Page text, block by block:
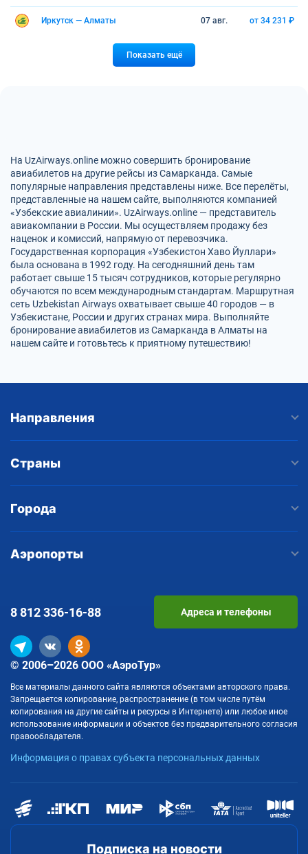
Иркутск — Алматы 07 авг. от 34 231 ₽
Показать ещё
На UzAirways.online можно совершить бронирование
авиабилетов на другие рейсы из Самарканда. Самые
популярные направления представлены ниже. Все перелёты,
представленные на нашем сайте, выполняются компанией
«Узбекские авиалинии». UzAirways.online — представитель
авиакомпании в России. Мы осуществляем продажу без
наценок и комиссий, напрямую от перевозчика.
Государственная корпорация «Узбекистон Хаво Йуллари»
была основана в 1992 году. На сегодняшний день там
работает свыше 15 тысяч сотрудников, которые регулярно
обучаются по всем международным стандартам. Маршрутная
сеть Uzbekistan Airways охватывает свыше 40 городов — в
Узбекистане, России и других странах мира. Выполняйте
бронирование авиабилетов из Самарканда в Алматы на
нашем сайте и готовьтесь к приятному путешествию!
Направления
Страны
Города
Аэропорты
Подписка на новости
© 2006–2026 ООО «АэроТур»
Все материалы данного сайта являются объектами авторского права.
Запрещается копирование, распространение (в том числе путём
копирования на другие сайты и ресурсы в Интернете) или любое иное
использование информации и объектов без предварительного согласия
правообладателя.
Информация о правах субъекта персональных данных
8 812336-16-88 Адреса и телефоны